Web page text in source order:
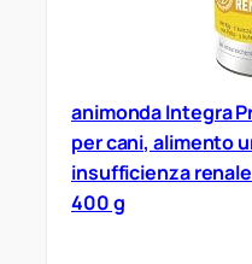
animonda Integra
per cani, alimento
insufficienza
400 g